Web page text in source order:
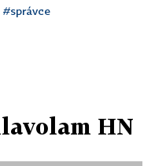
#správce
HN